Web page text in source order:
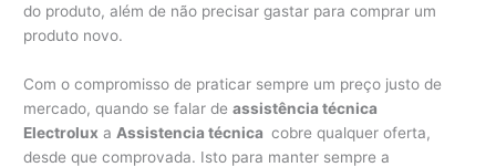
do produto, além de não precisar gastar para comprar um
produto novo.
Com o compromisso de praticar sempre um preço justo de
mercado, quando se falar deassistência técnica
Electrolux a Assistencia técnica cobre qualquer oferta,
desde que comprovada. Isto para manter sempre a